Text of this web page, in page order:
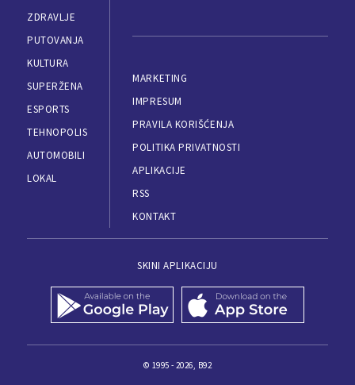
ZDRAVLJE
PUTOVANJA
KULTURA
SUPERŽENA
ESPORTS
TEHNOPOLIS
AUTOMOBILI
LOKAL
MARKETING
IMPRESUM
PRAVILA KORIŠĆENJA
POLITIKA PRIVATNOSTI
APLIKACIJE
RSS
KONTAKT
SKINI APLIKACIJU
© 1995 - 2026, B92